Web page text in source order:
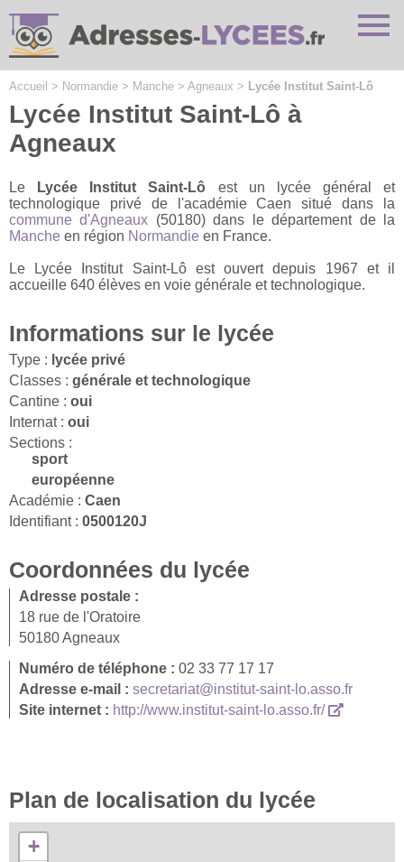
Accueil > Normandie > Manche > Agneaux > Lycée Institut Saint-Lô
Lycée Institut Saint-Lô à
Agneaux
Le Lycée Institut Saint-Lô est un lycée général et
technologique privé de l'académie Caen situé dans la
commune d'Agneaux (50180) dans le département de la
Manche en région Normandie en France.
Le Lycée Institut Saint-Lô est ouvert depuis 1967 et il
accueille 640 élèves en voie générale et technologique.
Informations sur le lycée
Type : lycée privé
Classes : générale et technologique
Cantine : oui
Internat : oui
Sections :
sport
européenne
Académie : Caen
Identifiant : 0500120J
Coordonnées du lycée
Adresse postale :
18 rue de l'Oratoire
50180 Agneaux
Numéro de téléphone : 02 33 77 17 17
Adresse e-mail : secretariat@institut-saint-lo.asso.fr
Site internet : http://www.institut-saint-lo.asso.fr/
Plan de localisation du lycée
+